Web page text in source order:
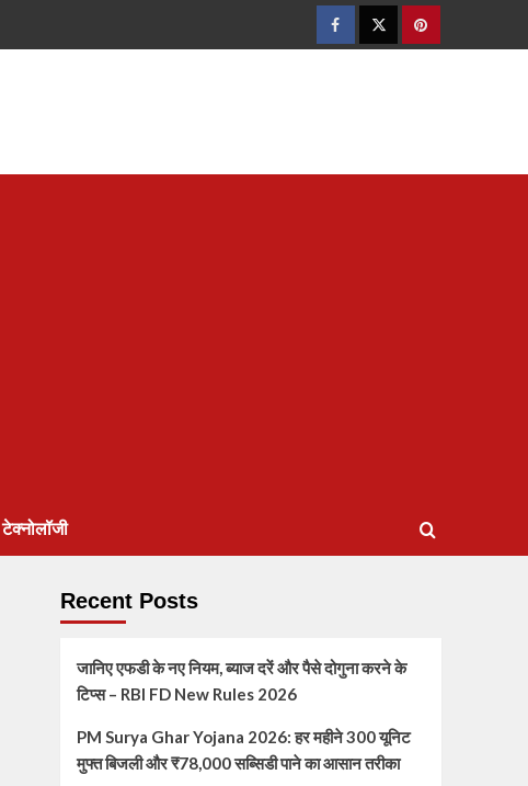
टेक्नोलॉजी
Recent Posts
जानिए एफडी के नए नियम, ब्याज दरें और पैसे दोगुना करने के
टिप्स – RBI FD New Rules 2026
PM Surya Ghar Yojana 2026: हर महीने 300 यूनिट
मुफ्त बिजली और ₹78,000 सब्सिडी पाने का आसान तरीका